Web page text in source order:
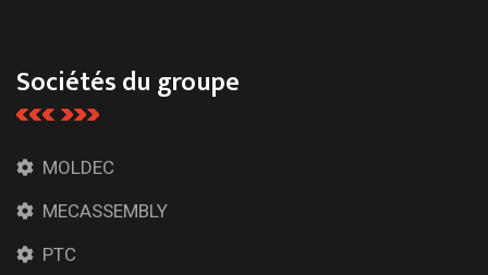
Sociétés du groupe
MOLDEC
MECASSEMBLY
PTC